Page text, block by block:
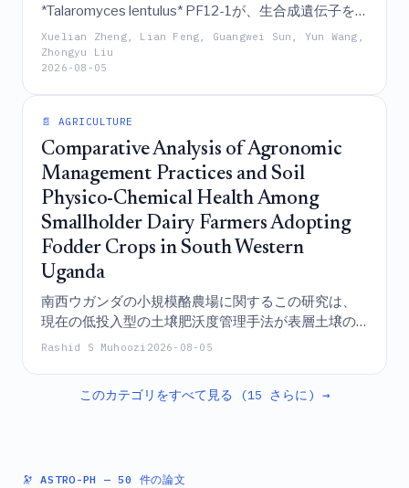
*Talaromyces lentulus* PF12-1が、生合成遺伝子を
アップレギュレートすることにより、イタドリ
（*Polygonum cuspidatum*）の苗木の成長とレスベ
ラトロールの蓄積を有意に促進することを示してお
り、バイオ肥料としてのその潜在性を強調してい
Xuelian Zheng, Lian Feng, Guangwei Sun, Yun Wang,
Zhongyu Liu
2026-08-05
📄 AGRICULTURE
Comparative Analysis of Agronomic
Management Practices and Soil
Physico-Chemical Health Among
Smallholder Dairy Farmers Adopting
Fodder Crops in South Western
Uganda
南西ウガンダの小規模酪農場に関するこの研究は、
現在の低投入型の土壌肥沃度管理手法が表層土壌の
化学的特性を大幅に変化させるには至っていない一
物理的土壌テクスチャーの層状化を引き起こしてい
Rashid S Muhoozi 2026-08-05
このカテゴリをすべて見る (15 さらに) →
🔭 ASTRO-PH — 50 件の論文